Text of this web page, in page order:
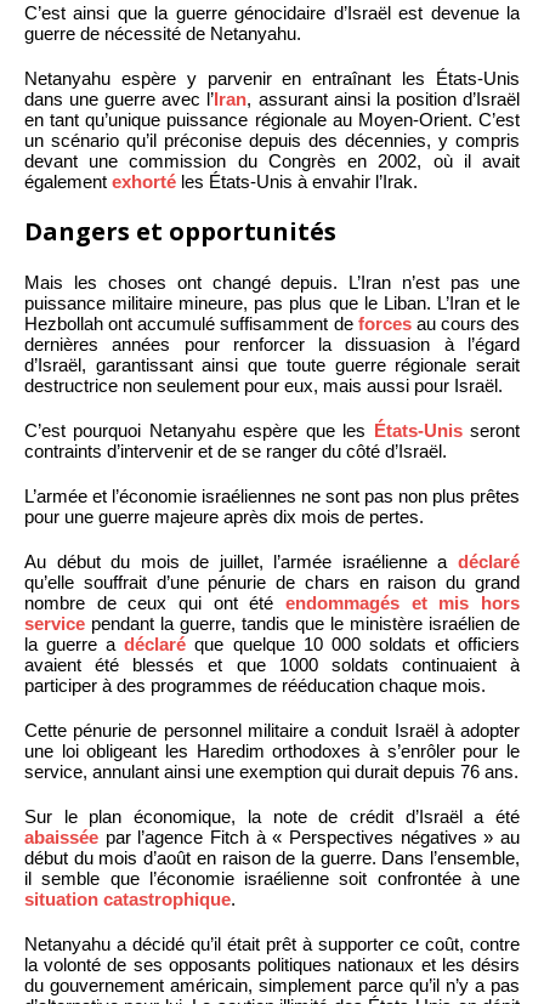
C’est ainsi que la guerre génocidaire d’Israël est devenue la
guerre de nécessité de Netanyahu.
Netanyahu espère y parvenir en entraînant les États-Unis
dans une guerre avec l’Iran, assurant ainsi la position d’Israël
en tant qu’unique puissance régionale au Moyen-Orient. C’est
un scénario qu’il préconise depuis des décennies, y compris
devant une commission du Congrès en 2002, où il avait
également exhorté les États-Unis à envahir l’Irak.
Dangers et opportunités
Mais les choses ont changé depuis. L’Iran n’est pas une
puissance militaire mineure, pas plus que le Liban. L’Iran et le
Hezbollah ont accumulé suffisamment de forcesau cours des
dernières années pour renforcer la dissuasion à l’égard
d’Israël, garantissant ainsi que toute guerre régionale serait
destructrice non seulement pour eux, mais aussi pour Israël.
C’est pourquoi Netanyahu espère que les États-Unisseront
contraints d’intervenir et de se ranger du côté d’Israël.
L’armée et l’économie israéliennes ne sont pas non plus prêtes
pour une guerre majeure après dix mois de pertes.
Au début du mois de juillet, l’armée israélienne a déclaré
qu’elle souffrait d’une pénurie de chars en raison du grand
nombre de ceux qui ont été endommagés et mis hors
service pendant la guerre, tandis que le ministère israélien de
la guerre adéclaré que quelque 10 000 soldats et officiers
avaient été blessés et que 1000 soldats continuaient à
participer à des programmes de rééducation chaque mois.
Cette pénurie de personnel militaire a conduit Israël à adopter
une loi obligeant les Haredim orthodoxes à s’enrôler pour le
service, annulant ainsi une exemption qui durait depuis 76 ans.
Sur le plan économique, la note de crédit d’Israël a été
abaissée par l’agence Fitch à « Perspectives négatives » au
début du mois d’août en raison de la guerre. Dans l’ensemble,
il semble que l’économie israélienne soit confrontée à une
situation catastrophique.
Netanyahu a décidé qu’il était prêt à supporter ce coût, contre
la volonté de ses opposants politiques nationaux et les désirs
du gouvernement américain, simplement parce qu’il n’y a pas